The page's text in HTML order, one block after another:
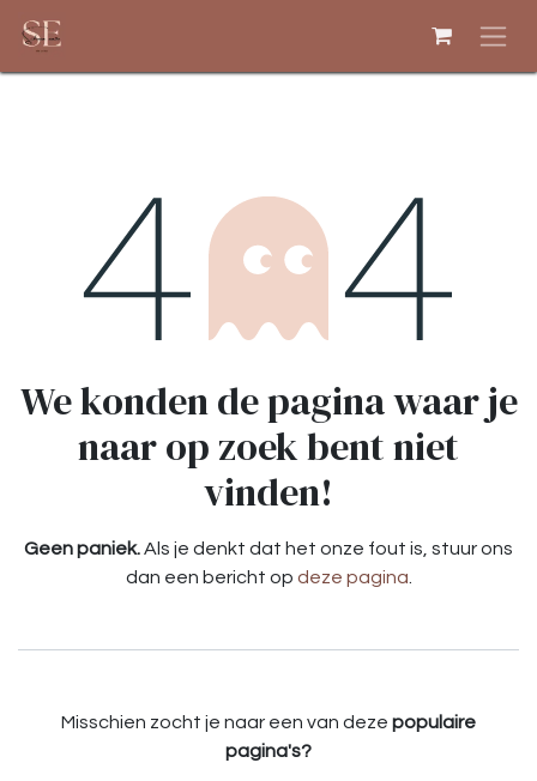
Fout 404
We konden de pagina waar je
naar op zoek bent niet
vinden!
Geen paniek.Als je denkt dat het onze fout is, stuur ons
dan een bericht op deze pagina
Misschien zocht je naar een van deze populaire
pagina's?